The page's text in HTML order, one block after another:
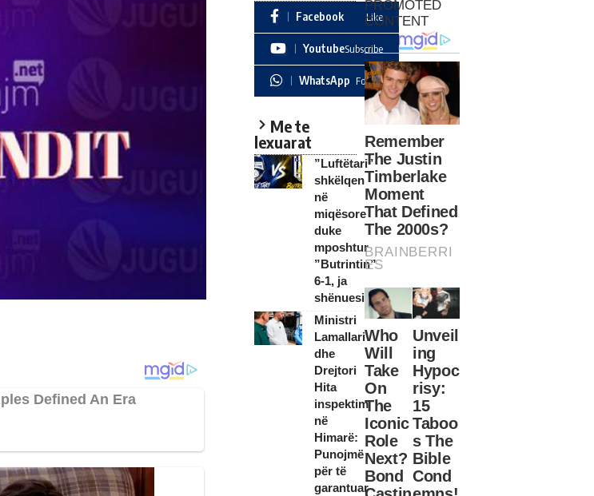
Facebook Like
YoutubeSubscribe
WhatsApp Follow
Me te
lexuarat
”Luftëtari”
shkëlqen
në
miqësore
duke
mposhtur
”Butrintin”
6-1, ja
shënuesit…
Ministri
Lamallari
dhe
Drejtori
Hita
inspektim
në
Himarë:
Punojmë
për të
garantuar